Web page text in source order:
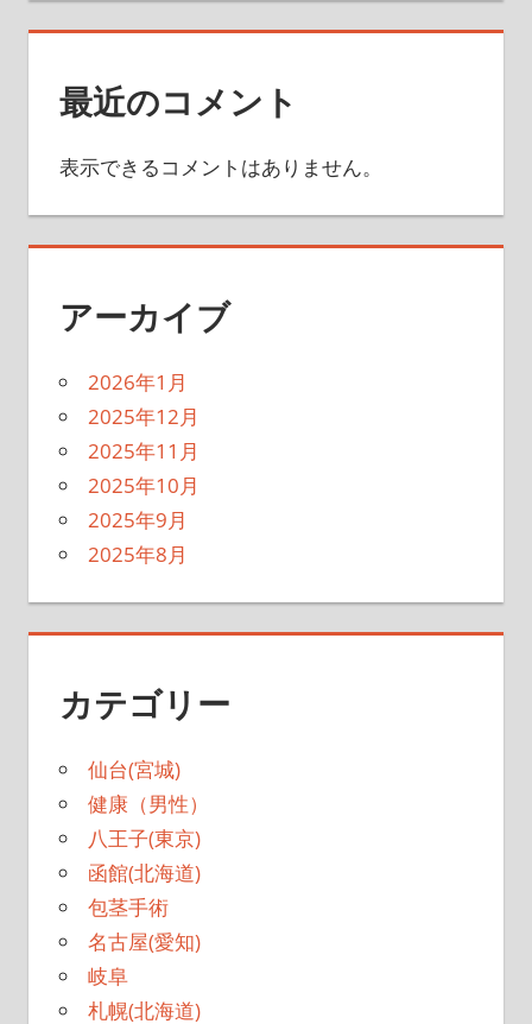
最近のコメント
表示できるコメントはありません。
アーカイブ
2026年1月
2025年12月
2025年11月
2025年10月
2025年9月
2025年8月
カテゴリー
仙台(宮城)
健康（男性）
八王子(東京)
函館(北海道)
包茎手術
名古屋(愛知)
岐阜
札幌(北海道)